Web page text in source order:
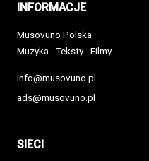
INFORMACJE
Musovuno Polska
Muzyka - Teksty - Filmy
info@musovuno.pl
ads@musovuno.pl
SIECI